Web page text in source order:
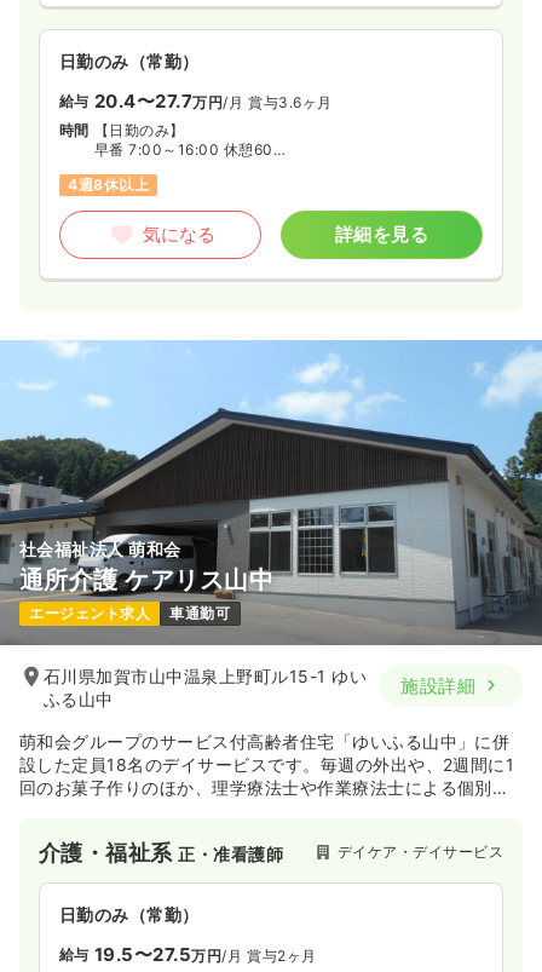
日勤のみ（常勤）
給与 20.4〜27.7万円/月 賞与3.6ヶ月
時間
【日勤のみ】
早番 7:00～16:00 休憩60分
遅番 10:00～19:00 休憩60分
4週8休以上
気になる 詳細を見る
社会福祉法人 萌和会
通所介護 ケアリス山中
エージェント求人 車通勤可
石川県加賀市山中温泉上野町ル15-1 ゆい
ふる山中
施設詳細
萌和会グループのサービス付高齢者住宅「ゆいふる山中」に併
設した定員18名のデイサービスです。毎週の外出や、2週間に1
回のお菓子作りのほか、理学療法士や作業療法士による個別リ
介護・福祉系正・准看護師 デイケア・デイサービス
日勤のみ（常勤）
給与 19.5〜27.5万円/月 賞与2ヶ月